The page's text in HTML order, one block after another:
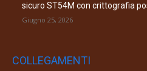
sicuro ST54M con crittografia
Giugno 25, 2026
COLLEGAMENTI